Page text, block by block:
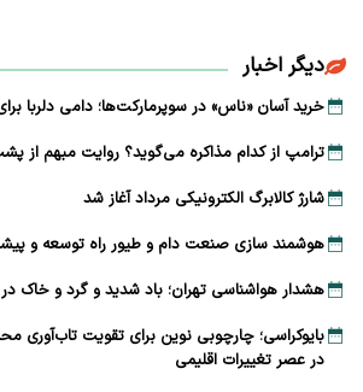
دیگر اخبار
خرید آسان «ناس» در سوپرمارکت‌ها؛ دامی دلربا
ترامپ از کدام مذاکره می‌گوید؟ روایت مبهم از
شارژ کالابرگ الکترونیکی مرداد آغاز شد
هوشمند سازی صنعت دام و طیور راه توسعه و
هشدار هواشناسی تهران؛ باد شدید و گرد و خاک
بایوکراسی؛ چارچوبی نوین برای تقویت تاب‌آوری
در عصر تغییرات اقلیمی